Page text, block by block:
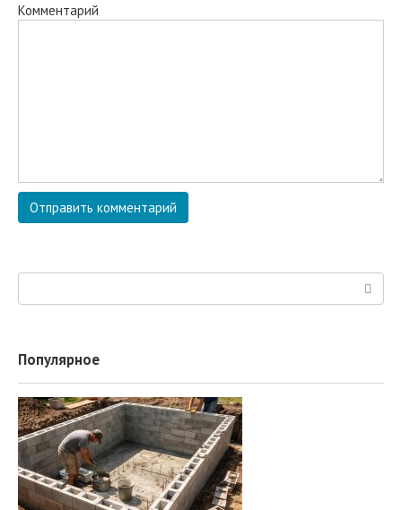
Комментарий
Поиск:
Популярное